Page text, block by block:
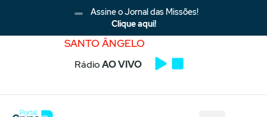
Assine o Jornal das Missões!
Clique aqui!
SANTO ÂNGELO
RádioAO VIVO